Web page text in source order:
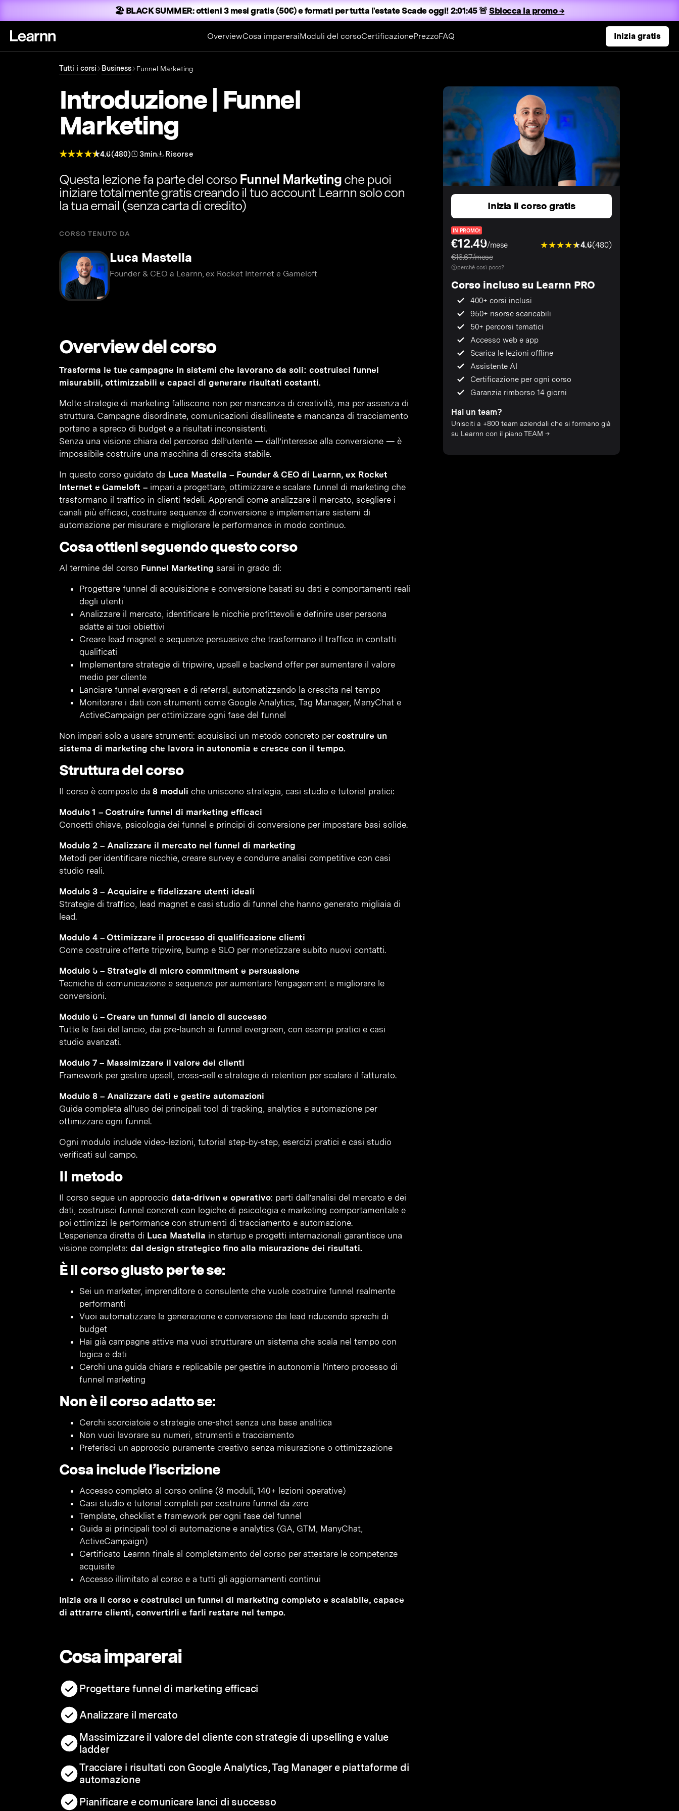
🏖️ BLACK SUMMER:ottieni 3 mesi gratis (50€) e formati per tutta l'estateScade oggi! 2:01:45 🚨 Sblocca la promo →
OverviewCosa impareraiModuli del corsoCertificazionePrezzoFAQ Inizia gratis
Tutti i corsi Business Funnel Marketing
Introduzione | Funnel
Marketing
4.6(480) 3min Risorse
Questa lezione fa parte del corso Funnel Marketingche puoi
iniziare totalmente gratis creando il tuo account Learnn solo con
la tua email (senza carta di credito)
CORSO TENUTO DA
Luca Mastella
Founder & CEO a Learnn, ex Rocket Internet e Gameloft
Overview del corso
Trasforma le tue campagne in sistemi che lavorano da soli: costruisci funnel
misurabili, ottimizzabili e capaci di generare risultati costanti.
Molte strategie di marketing falliscono non per mancanza di creatività, ma per assenza di
struttura. Campagne disordinate, comunicazioni disallineate e mancanza di tracciamento
portano a spreco di budget e a risultati inconsistenti.
Senza una visione chiara del percorso dell’utente — dall’interesse alla conversione — è
impossibile costruire una macchina di crescita stabile.
In questo corso guidato da Luca Mastella – Founder & CEO di Learnn, ex Rocket
Internet e Gameloft – impari a progettare, ottimizzare e scalare funnel di marketing che
trasformano il traffico in clienti fedeli. Apprendi come analizzare il mercato, scegliere i
canali più efficaci, costruire sequenze di conversione e implementare sistemi di
automazione per misurare e migliorare le performance in modo continuo.
Cosa ottieni seguendo questo corso
Al termine del corso Funnel Marketing sarai in grado di:
Progettare funnel di acquisizione e conversione basati su dati e comportamenti reali
degli utenti
Analizzare il mercato, identificare le nicchie profittevoli e definire user persona
adatte ai tuoi obiettivi
Creare lead magnet e sequenze persuasive che trasformano il traffico in contatti
qualificati
Implementare strategie di tripwire, upsell e backend offer per aumentare il valore
medio per cliente
Lanciare funnel evergreen e di referral, automatizzando la crescita nel tempo
Monitorare i dati con strumenti come Google Analytics, Tag Manager, ManyChat e
ActiveCampaign per ottimizzare ogni fase del funnel
Non impari solo a usare strumenti: acquisisci un metodo concreto per costruire un
sistema di marketing che lavora in autonomia e cresce con il tempo.
Struttura del corso
Il corso è composto da 8 moduli che uniscono strategia, casi studio e tutorial pratici:
Modulo 1 – Costruire funnel di marketing efficaci
Concetti chiave, psicologia dei funnel e principi di conversione per impostare basi solide.
Modulo 2 – Analizzare il mercato nel funnel di marketing
Metodi per identificare nicchie, creare survey e condurre analisi competitive con casi
studio reali.
Modulo 3 – Acquisire e fidelizzare utenti ideali
Strategie di traffico, lead magnet e casi studio di funnel che hanno generato migliaia di
lead.
Modulo 4 – Ottimizzare il processo di qualificazione clienti
Come costruire offerte tripwire, bump e SLO per monetizzare subito nuovi contatti.
Modulo 5 – Strategie di micro commitment e persuasione
Tecniche di comunicazione e sequenze per aumentare l’engagement e migliorare le
conversioni.
Modulo 6 – Creare un funnel di lancio di successo
Tutte le fasi del lancio, dai pre-launch ai funnel evergreen, con esempi pratici e casi
studio avanzati.
Modulo 7 – Massimizzare il valore dei clienti
Framework per gestire upsell, cross-sell e strategie di retention per scalare il fatturato.
Modulo 8 – Analizzare dati e gestire automazioni
Guida completa all’uso dei principali tool di tracking, analytics e automazione per
ottimizzare ogni funnel.
Ogni modulo include video-lezioni, tutorial step-by-step, esercizi pratici e casi studio
verificati sul campo.
Il metodo
Il corso segue un approccio data-driven e operativo: parti dall’analisi del mercato e dei
dati, costruisci funnel concreti con logiche di psicologia e marketing comportamentale e
poi ottimizzi le performance con strumenti di tracciamento e automazione.
L’esperienza diretta di Luca Mastella in startup e progetti internazionali garantisce una
visione completa: dal design strategico fino alla misurazione dei risultati.
È il corso giusto per te se:
Sei un marketer, imprenditore o consulente che vuole costruire funnel realmente
performanti
Vuoi automatizzare la generazione e conversione dei lead riducendo sprechi di
budget
Hai già campagne attive ma vuoi strutturare un sistema che scala nel tempo con
logica e dati
Cerchi una guida chiara e replicabile per gestire in autonomia l’intero processo di
funnel marketing
Non è il corso adatto se:
Cerchi scorciatoie o strategie one-shot senza una base analitica
Non vuoi lavorare su numeri, strumenti e tracciamento
Preferisci un approccio puramente creativo senza misurazione o ottimizzazione
Cosa include l’iscrizione
Accesso completo al corso online (8 moduli, 140+ lezioni operative)
Casi studio e tutorial completi per costruire funnel da zero
Template, checklist e framework per ogni fase del funnel
Guida ai principali tool di automazione e analytics (GA, GTM, ManyChat,
ActiveCampaign)
Certificato Learnn finale al completamento del corso per attestare le competenze
acquisite
Accesso illimitato al corso e a tutti gli aggiornamenti continui
Inizia ora il corso e costruisci un funnel di marketing completo e scalabile, capace
di attrarre clienti, convertirli e farli restare nel tempo.
Cosa imparerai
Progettare funnel di marketing efficaci
Analizzare il mercato
Massimizzare il valore del cliente con strategie di upselling e value
ladder
Tracciare i risultati con Google Analytics, Tag Manager e piattaforme di
automazione
Pianificare e comunicare lanci di successo
Inizia il corso gratis
IN PROMO!
€12.49/mese
€16.67/mese
4.6(480)
perché così poco?
Corso incluso su Learnn PRO
400+ corsi inclusi
950+ risorse scaricabili
50+ percorsi tematici
Accesso web e app
Scarica le lezioni offline
Assistente AI
Certificazione per ogni corso
Garanzia rimborso 14 giorni
Hai un team?
Unisciti a +800 team aziendali che si formano già
su Learnn con il piano TEAM →